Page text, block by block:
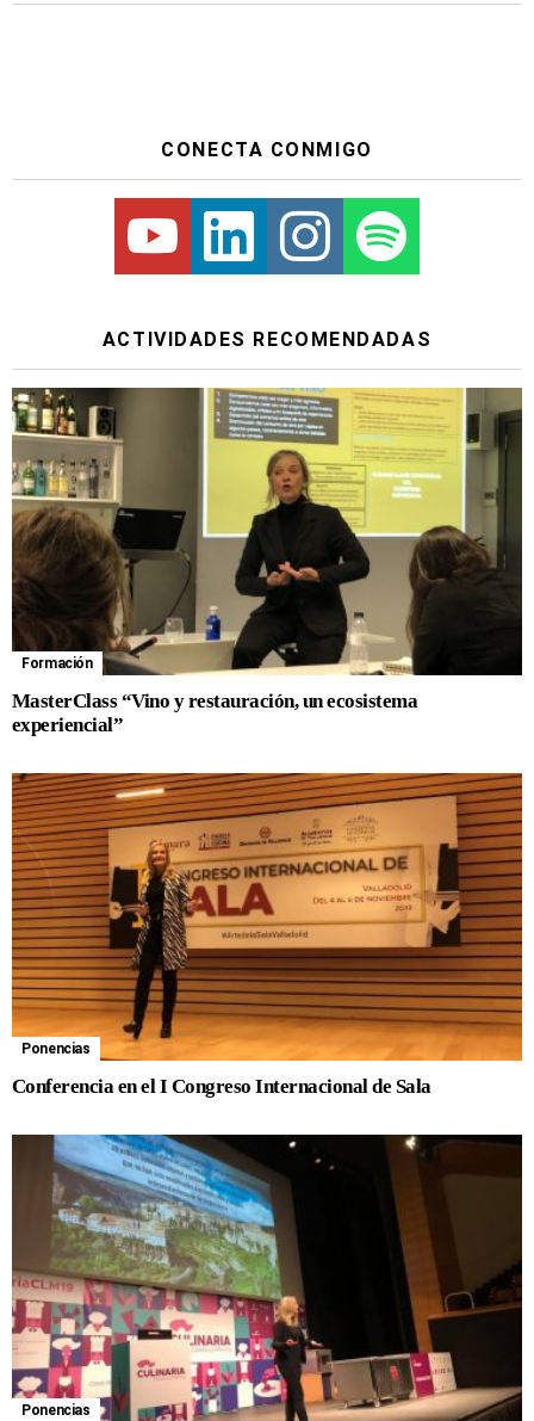
CONECTA CONMIGO
Youtube Linkedin Instagram Spotify
ACTIVIDADES RECOMENDADAS
Formación
MasterClass “Vino y restauración, un ecosistema
experiencial”
Ponencias
Conferencia en el I Congreso Internacional de Sala
Ponencias